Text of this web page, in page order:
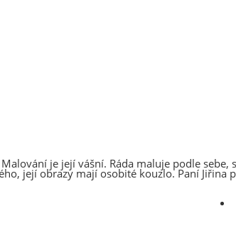
je její vášní. Ráda maluje podle sebe,
její obrazy mají osobité kouzlo. Paní Jiřina